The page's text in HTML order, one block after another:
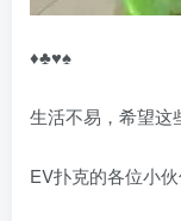
♦♣♥♠
生活不易，希望这
EV扑克的各位小